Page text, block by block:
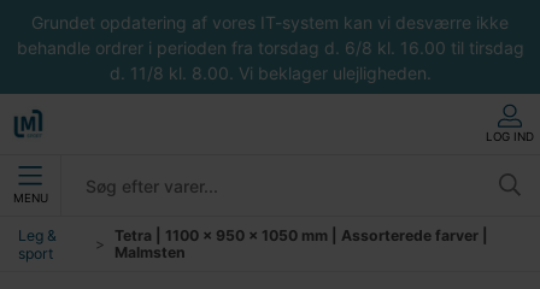
Grundet opdatering af vores IT-system kan vi desværre ikke
behandle ordrer i perioden fra torsdag d. 6/8 kl. 16.00 til tirsdag
d. 11/8 kl. 8.00. Vi beklager ulejligheden.
LOG IND
MENU
Leg &
sport
Tetra | 1100 x 950 x 1050 mm | Assorterede farver |
Malmsten